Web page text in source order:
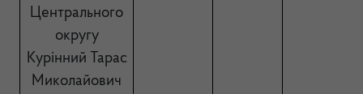
Центрального
округу
Курінний Тарас
Миколайович